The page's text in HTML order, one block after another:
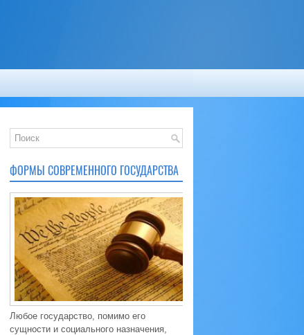
ФОРМЫ СОВРЕМЕННОГО ГОСУДАРСТВА
Любое государство, помимо его
сущности и социального назначения,